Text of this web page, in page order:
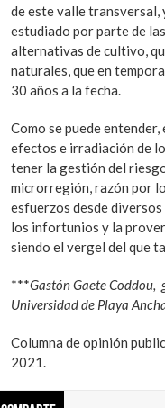
de este valle transversal,
estudiado por parte de
alternativas de cultivo,
naturales, que en
30 años a la fecha.
Como se puede
efectos e irradiación de
tener la gestión del
microrregión, razón por
esfuerzos desde
los infortunios y la
siendo el vergel del que
***Gastón Gaete Coddou,
Universidad de Playa
Columna de opinión
2021.